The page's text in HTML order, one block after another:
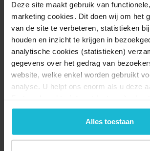
Deze site maakt gebruik van
marketing cookies. Dit doen wij om het
van de site te verbeteren, statistieken
houden en inzicht te krijgen in
analytische cookies (statistieken)
gegevens over het gedrag van
website, welke enkel worden gebruikt
analyse. U helpt ons enorm als u deze
geen commerciële doelstelling. U kunt
de knoppen accepteren, beheren of
Alles toestaan
Kenniscentrum voor Insecten ) en Wouke
Landschap erfgoed Utrecht). Het boekje
over de bestuivers ook leuke weetjes over de
Hollandse Waterlinies en is gratis verkrijgbaar
forten van de Hollandse Waterlinies.